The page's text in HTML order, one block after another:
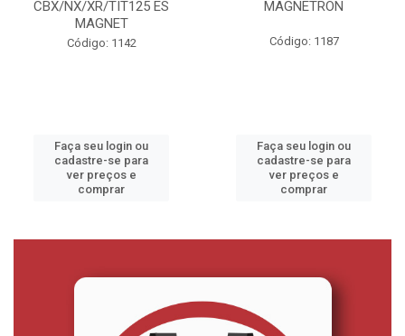
CBX/NX/XR/TIT125 ES
MAGNET
Código: 1142
Faça seu login ou
cadastre-se para
ver preços e
comprar
MAGNETRON
Código: 1187
Faça seu login ou
cadastre-se para
ver preços e
comprar